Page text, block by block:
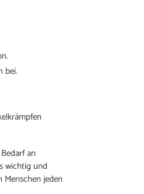
bei.
an
wichtig und
jeden